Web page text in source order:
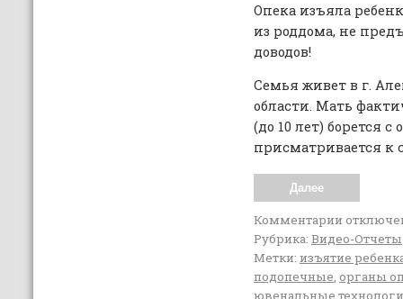
Опека изъяла
из роддома, не
доводов!
Семья живет в г.
области. Мать
(до 10 лет) борется с
присматривается к
Далее
Комментарии
Рубрика: Видео-Отчеты
Метки: изъятие
подопечные органы
ювенальные